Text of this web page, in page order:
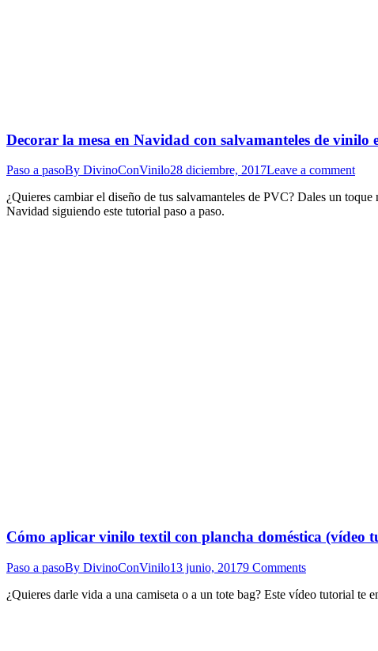
Decorar la mesa en Navidad con salvamanteles de vinilo
Paso a pasoBy DivinoConVinilo28 diciembre, 2017Leave a comment
¿Quieres cambiar el diseño de tus salvamanteles de PVC? Dales un
Navidad siguiendo este tutorial paso a paso.
Cómo aplicar vinilo textil con plancha doméstica (vídeo
Paso a pasoBy DivinoConVinilo13 junio, 20179 Comments
¿Quieres darle vida a una camiseta o a un tote bag? Este vídeo tutorial